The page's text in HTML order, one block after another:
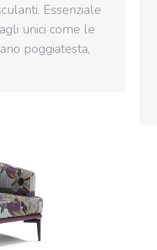
Essenziale
unici come le
poggiatesta,